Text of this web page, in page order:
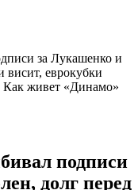
за Лукашенко и
висит, еврокубки
Как живет «Динамо»
подписи
долг перед